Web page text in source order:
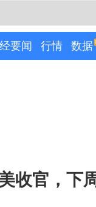
要闻 行情 数据
收官，下